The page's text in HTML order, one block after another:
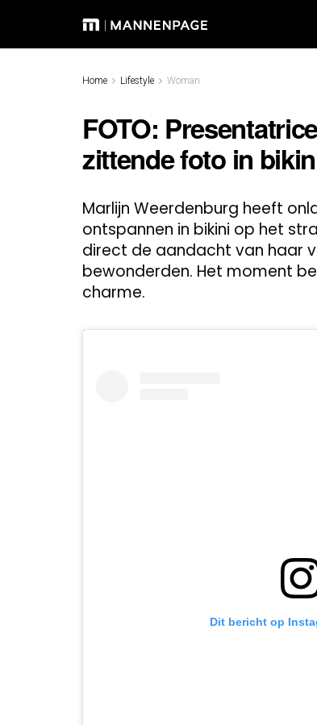
Home Lifestyle Woman
FOTO:
zittende foto in
Marlijn Weerdenburg heeft
ontspannen in bikini op het
direct de aandacht van haar
bewonderden. Het moment
charme.
Dit bericht op